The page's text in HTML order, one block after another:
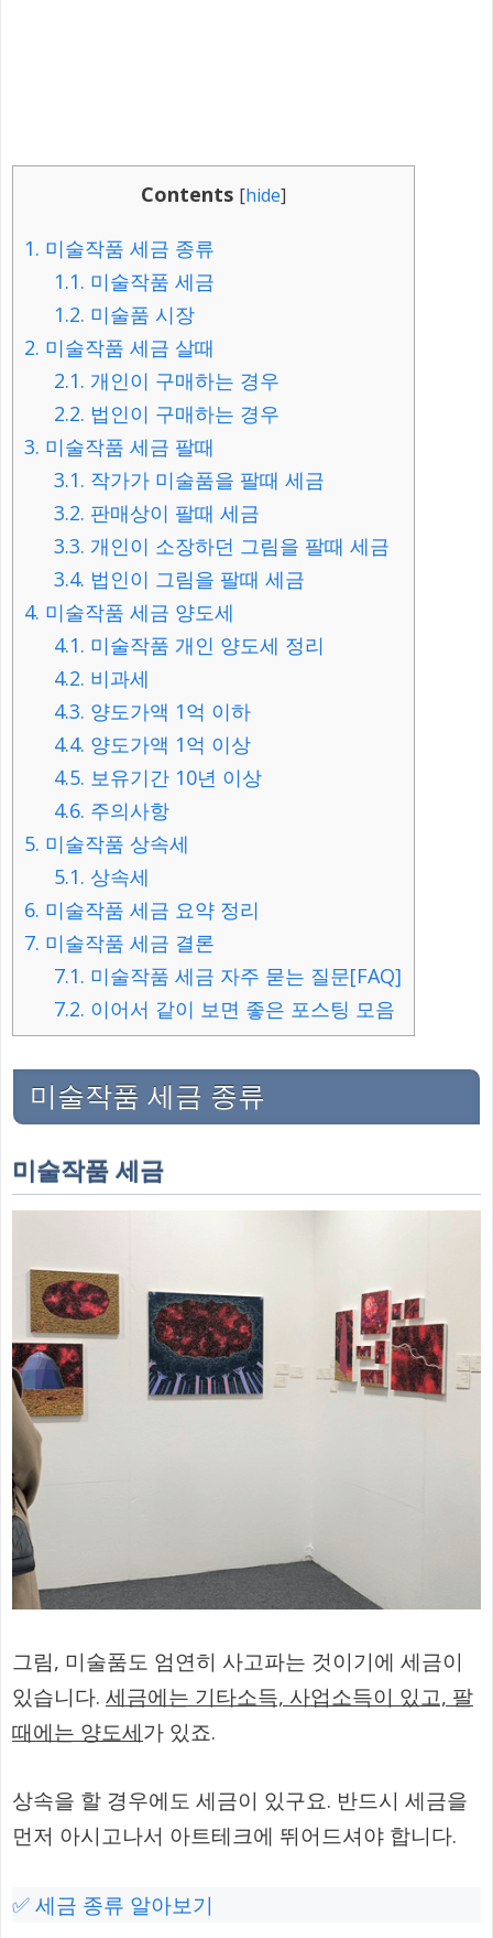
Contents [hide]
1. 미술작품 세금 종류
1.1. 미술작품 세금
1.2. 미술품 시장
2. 미술작품 세금 살때
2.1. 개인이 구매하는 경우
2.2. 법인이 구매하는 경우
3. 미술작품 세금 팔때
3.1. 작가가 미술품을 팔때 세금
3.2. 판매상이 팔때 세금
3.3. 개인이 소장하던 그림을 팔때 세금
3.4. 법인이 그림을 팔때 세금
4. 미술작품 세금 양도세
4.1. 미술작품 개인 양도세 정리
4.2. 비과세
4.3. 양도가액 1억 이하
4.4. 양도가액 1억 이상
4.5. 보유기간 10년 이상
4.6. 주의사항
5. 미술작품 상속세
5.1. 상속세
6. 미술작품 세금 요약 정리
7. 미술작품 세금 결론
7.1. 미술작품 세금 자주 묻는 질문[FAQ]
7.2. 이어서 같이 보면 좋은 포스팅 모음
미술작품 세금 종류
미술작품 세금
그림, 미술품도 엄연히 사고파는 것이기에 세금이
있습니다. 세금에는 기타소득, 사업소득이 있고, 팔
때에는 양도세가 있죠.
상속을 할 경우에도 세금이 있구요. 반드시 세금을
먼저 아시고나서 아트테크에 뛰어드셔야 합니다.
✅ 세금 종류 알아보기